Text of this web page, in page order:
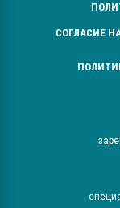
СОГЛАСИЕ